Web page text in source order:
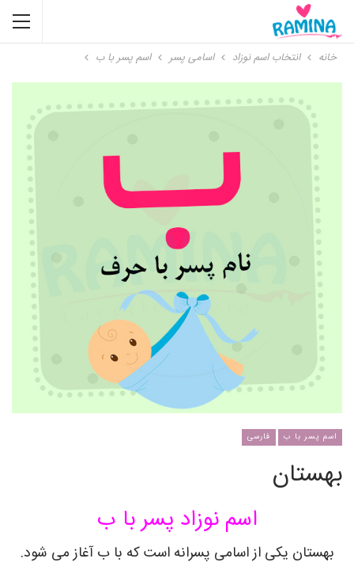
خانه انتخاب اسم نوزاد اسامی پسر اسم پسر با ب
اسم پسر با ب فارسی
بهستان
اسم نوزاد پسر با ب
بهستان یکی از اسامی پسرانه است که با ب آغاز می شود.